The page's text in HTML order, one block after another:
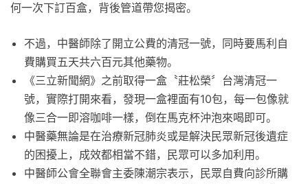
何一次下訂百盒，背後管道帶您揭密。
不過，中醫師除了開立公費的清冠一號，同時要馬利自
費購買五天共六百元其他藥物。
《三立新聞網》之前取得一盒〝莊松榮〞台灣清冠一
號，實際打開來看，發現一盒裡面有10包，每一包像就
像三合一即溶咖啡一樣，倒在馬克杯沖泡來喝即可。
中醫藥無論是在治療新冠肺炎或是解決民眾新冠後遺症
的困擾上，成效都相當不錯，民眾可以多加利用。
中醫師公會全聯會主委陳潮宗表示，民眾自費向診所購